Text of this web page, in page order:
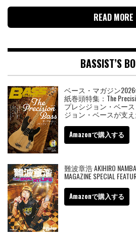
READ MORE
BASSIST’S
ベース・マガジン2026
紙巻頭特集：The
プレシジョン・ベー
ジョン・ベースが支
Amazonで購入する
難波章浩 AKIHIRO
MAGAZINE SPECIAL
Amazonで購入する